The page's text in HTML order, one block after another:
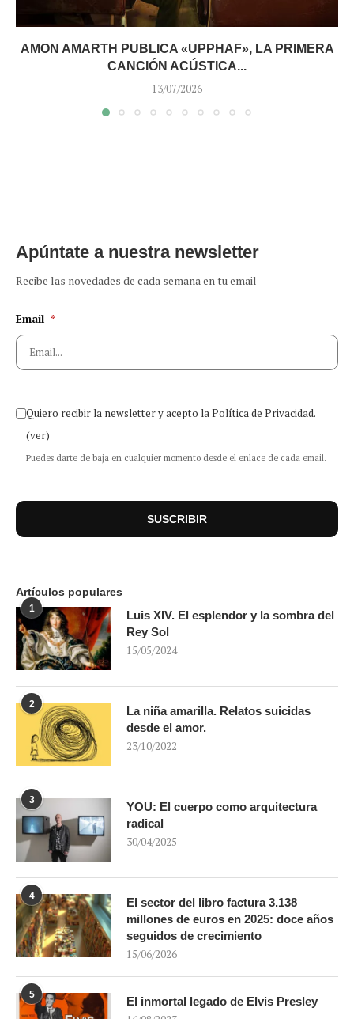
AMON AMARTH PUBLICA «UPPHAF», LA PRIMERA
CANCIÓN ACÚSTICA...
13/07/2026
Apúntate a nuestra newsletter
Recibe las novedades de cada semana en tu email
Email *
Quiero recibir la newsletter y acepto la Política de Privacidad.
(ver)
Puedes darte de baja en cualquier momento desde el enlace de cada email.
Artículos populares
1
Luis XIV. El esplendor y la sombra del
Rey Sol
15/05/2024
2
La niña amarilla. Relatos suicidas
desde el amor.
23/10/2022
3
YOU: El cuerpo como arquitectura
radical
30/04/2025
4
El sector del libro factura 3.138
millones de euros en 2025: doce años
seguidos de crecimiento
15/06/2026
5
El inmortal legado de Elvis Presley